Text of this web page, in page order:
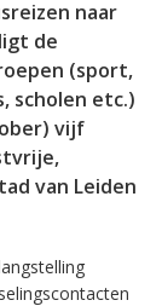
naar
de
(sport,
scholen etc.)
vijf
van Leiden